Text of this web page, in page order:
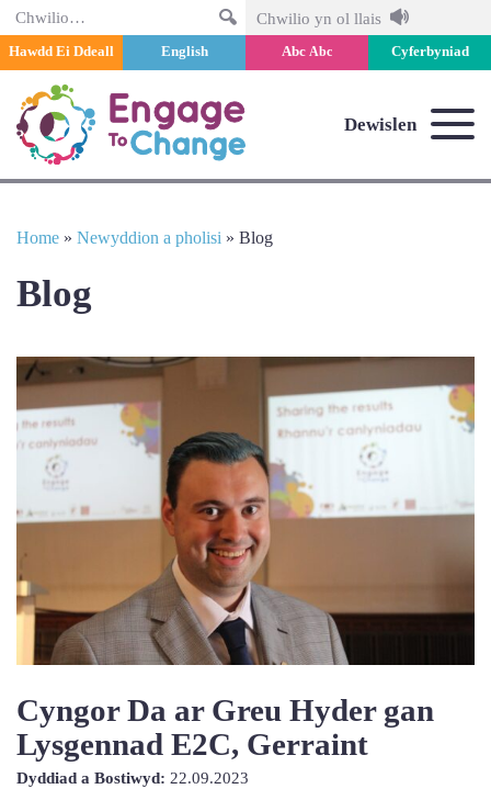
Chwilio Chwilio yn ol llais
Hawdd Ei Ddeall English Abc Abc Cyferbyniad
Dewislen
Home » Newyddion a pholisi » Blog
Blog
Cyngor Da ar Greu Hyder gan
Lysgennad E2C, Gerraint
Dyddiad a Bostiwyd: 22.09.2023